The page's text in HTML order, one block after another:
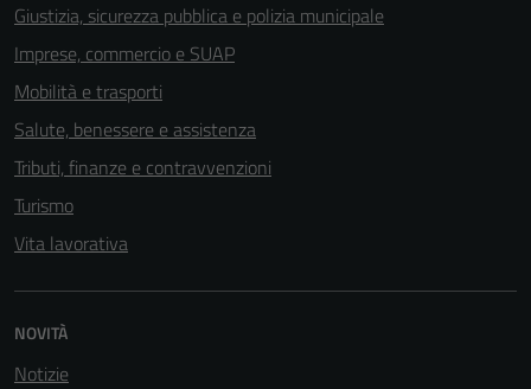
Giustizia, sicurezza pubblica e polizia municipale
Imprese, commercio e SUAP
Mobilità e trasporti
Salute, benessere e assistenza
Tributi, finanze e contravvenzioni
Turismo
Vita lavorativa
NOVITÀ
Notizie